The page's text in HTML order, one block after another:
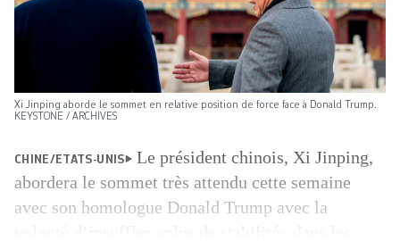
Xi Jinping aborde le sommet en relative position de force face à Donald Trump.
KEYSTONE / ARCHIVES
CHINE/ETATS-UNIS
Le président chinois, Xi Jinping,
abordera le sommet très attendu cette semaine
avec son homologue Donald Trump avec la